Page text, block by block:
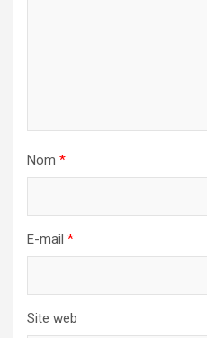
Nom *
E-mail *
Site web